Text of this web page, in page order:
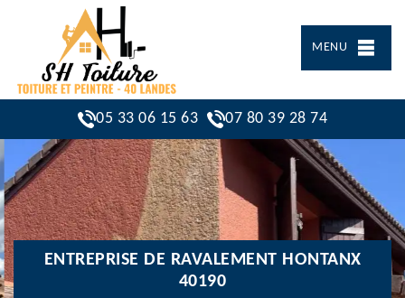
MENU
05 33 06 15 63 07 80 39 28 74
ENTREPRISE DE RAVALEMENT HONTANX
40190